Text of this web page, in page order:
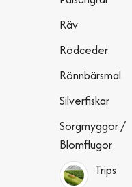
Räv
Rödceder
Rönnbärsmal
Silverfiskar
Sorgmyggor /
Blomflugor
Trips